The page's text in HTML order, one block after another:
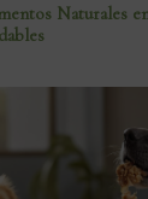
Naturales